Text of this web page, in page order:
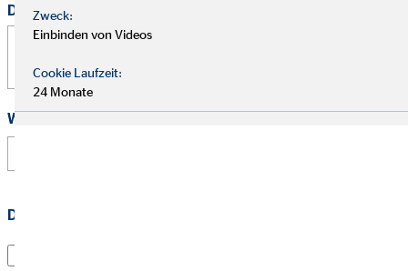
Deine Nachricht
Wie hast Du von uns erfahren?
Datenschutz
Zweck:
Einbinden von Videos
Cookie Laufzeit:
24 Monate